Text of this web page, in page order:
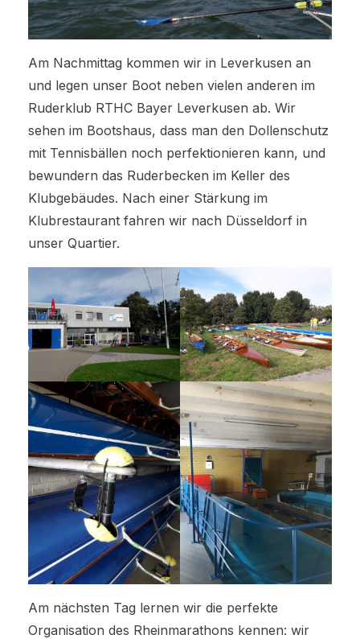
Am Nachmittag kommen wir in Leverkusen an
und legen unser Boot neben vielen anderen im
Ruderklub RTHC Bayer Leverkusen ab. Wir
sehen im Bootshaus, dass man den Dollenschutz
mit Tennisbällen noch perfektionieren kann, und
bewundern das Ruderbecken im Keller des
Klubgebäudes. Nach einer Stärkung im
Klubrestaurant fahren wir nach Düsseldorf in
unser Quartier.
Am nächsten Tag lernen wir die perfekte
Organisation des Rheinmarathons kennen: wir